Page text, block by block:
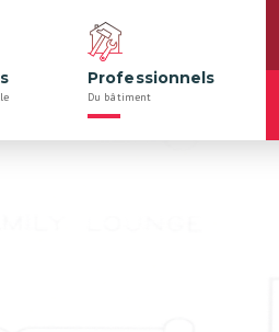
Professionnels
Du bâtiment